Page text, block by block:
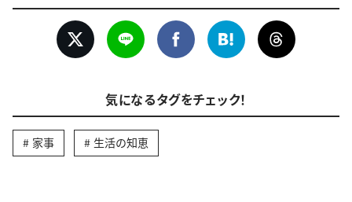
気になるタグをチェック！
家事 生活の知恵